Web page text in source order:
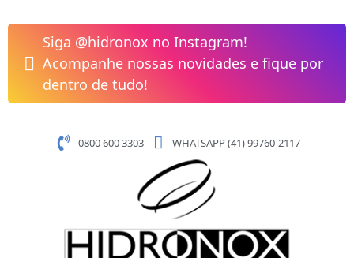
para
conteúdo
Siga @hidronox no Instagram!
Acompanhe nossas novidades e fique por
dentro de tudo!
0800 600 3303 WHATSAPP (41) 99760-2117